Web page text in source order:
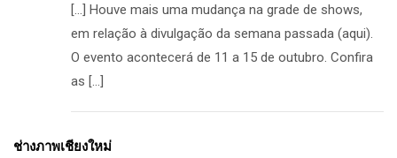
[…] Houve mais uma mudança na grade de shows,
em relação à divulgação da semana passada (aqui).
O evento acontecerá de 11 a 15 de outubro. Confira
as […]
ช่างภาพเชียงใหม่